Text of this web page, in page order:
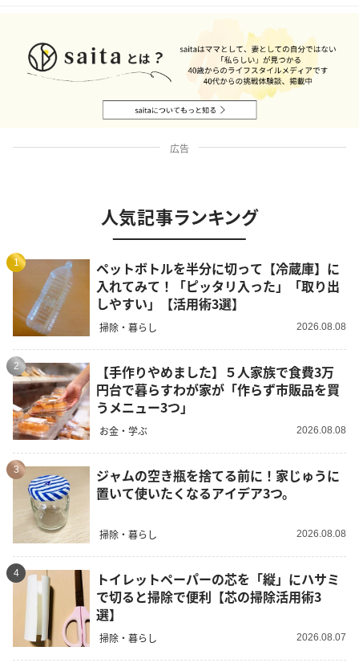
広告
人気記事ランキング
1
ペットボトルを半分に切って【冷蔵庫】に
入れてみて！「ピッタリ入った」「取り出
しやすい」【活用術3選】
掃除・暮らし 2026.08.08
2
【手作りやめました】５人家族で食費3万
円台で暮らすわが家が「作らず市販品を買
うメニュー3つ」
お金・学ぶ 2026.08.08
3
ジャムの空き瓶を捨てる前に！家じゅうに
置いて使いたくなるアイデア3つ。
掃除・暮らし 2026.08.08
4
トイレットペーパーの芯を「縦」にハサミ
で切ると掃除で便利【芯の掃除活用術3
選】
掃除・暮らし 2026.08.07